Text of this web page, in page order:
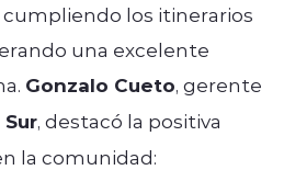
los itinerarios
una excelente
Gonzalo Cueto, gerente
Sur, destacó la positiva
la comunidad: